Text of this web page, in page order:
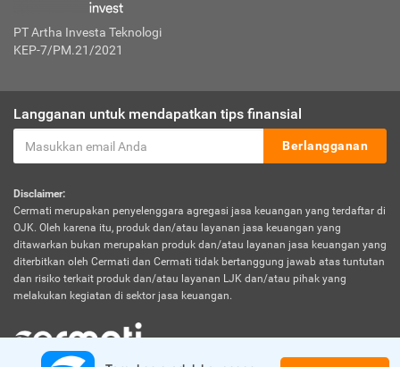
PT Artha Investa Teknologi
KEP-7/PM.21/2021
Langganan untuk mendapatkan tips finansial
Berlangganan
Disclaimer:
Cermati merupakan penyelenggara agregasi jasa keuangan yang terdaftar di
OJK. Oleh karena itu, produk dan/atau layanan jasa keuangan yang
ditawarkan bukan merupakan produk dan/atau layanan jasa keuangan yang
diterbitkan oleh Cermati dan Cermati tidak bertanggung jawab atas tuntutan
dan risiko terkait produk dan/atau layanan LJK dan/atau pihak yang
melakukan kegiatan di sektor jasa keuangan.